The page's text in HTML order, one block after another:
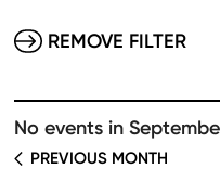
REMOVE FILTER
No events in
PREVIOUS MONTH